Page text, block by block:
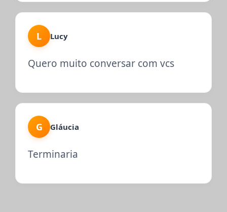
L Lucy
Quero muito conversar com vcs
G Gláucia
Terminaria